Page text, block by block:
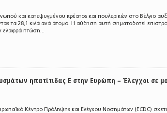
και κατεψυγμένου κρέατος και πουλερικών στο Βέλγιο
τα 28,1 κιλά ανά άτομο. Η αύξηση αυτή σηματοδοτεί
ελαφρά πτώση...
ηπατίτιδας Ε στην Ευρώπη – Έλεγχοι σε
Κέντρο Πρόληψης και Ελέγχου Νοσημάτων (ECDC)